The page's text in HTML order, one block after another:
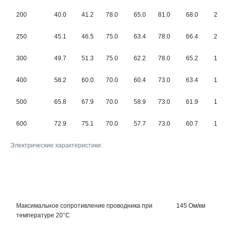
Электрические характеристики:
200 40.0 41.2 78.0 65.0 81.0 68.0 21.0
250 45.1 46.5 75.0 63.4 78.0 66.4 20.0
300 49.7 51.3 75.0 62.2 78.0 65.2 19.0
400 58.2 60.0 70.0 60.4 73.0 63.4 19.0
500 65.8 67.9 70.0 58.9 73.0 61.9 19.0
600 72.9 75.1 70.0 57.7 73.0 60.7 19.0
Максимальное сопротивление проводника при
температуре 20°С
145 Ом/км